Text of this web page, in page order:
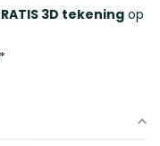
3D tekening op